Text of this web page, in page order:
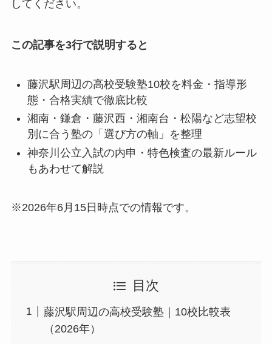
してください。
この記事を3行で説明すると
藤沢駅周辺の高校受験塾10校を料金・指導形
態・合格実績で徹底比較
湘南・鎌倉・藤沢西・湘南台・松陽など志望校
別に合う塾の「選び方の軸」を整理
神奈川公立入試の内申・特色検査の最新ルール
もあわせて解説
※2026年6月15日時点での情報です。
目次
藤沢駅周辺の高校受験塾｜10校比較表
（2026年）